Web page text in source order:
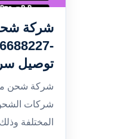
شركة
توصيل
شركة شحن
شركات الشحن
المختلفة